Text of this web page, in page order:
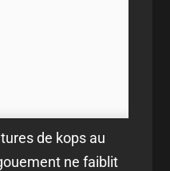
de kops au
ne faiblit